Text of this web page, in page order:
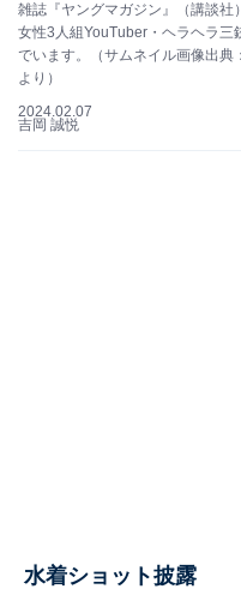
雑誌『ヤングマガジン』（講談社
女性3人組YouTuber・ヘラヘラ三
でいます。（サムネイル画像出
より）
2024.02.07
吉岡 誠悦
水着ショット披露